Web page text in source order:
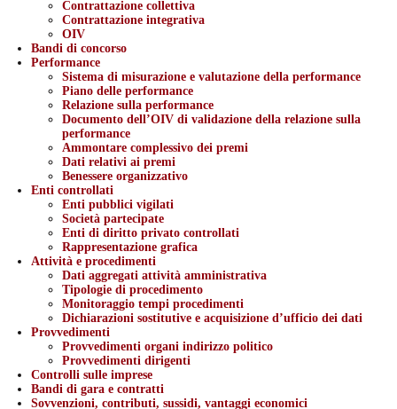
Contrattazione collettiva
Contrattazione integrativa
OIV
Bandi di concorso
Performance
Sistema di misurazione e valutazione della performance
Piano delle performance
Relazione sulla performance
Documento dell’OIV di validazione della relazione sulla
performance
Ammontare complessivo dei premi
Dati relativi ai premi
Benessere organizzativo
Enti controllati
Enti pubblici vigilati
Società partecipate
Enti di diritto privato controllati
Rappresentazione grafica
Attività e procedimenti
Dati aggregati attività amministrativa
Tipologie di procedimento
Monitoraggio tempi procedimenti
Dichiarazioni sostitutive e acquisizione d’ufficio dei dati
Provvedimenti
Provvedimenti organi indirizzo politico
Provvedimenti dirigenti
Controlli sulle imprese
Bandi di gara e contratti
Sovvenzioni, contributi, sussidi, vantaggi economici